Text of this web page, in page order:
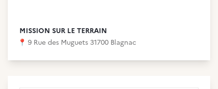
MISSION SUR LE TERRAIN
📍 9 Rue des Muguets 31700 Blagnac